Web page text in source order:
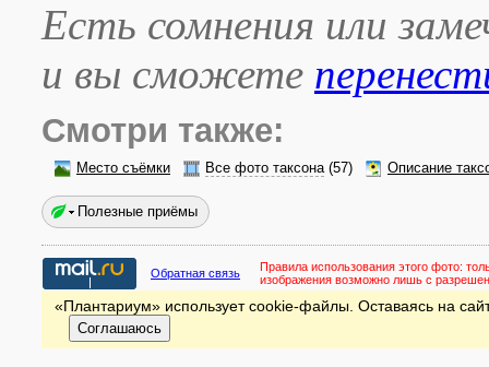
Есть сомнения или
и вы сможете
Смотри также:
Место съёмки Все фото таксона(57) Описание
Полезные приёмы
Обратная связь Правила использования этого фото:
изображения возможно лишь с
«Плантариум» использует cookie-файлы. Оставаясь на
Соглашаюсь